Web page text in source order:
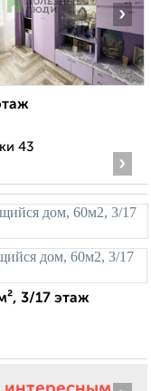
›
43
›
3/17 этаж